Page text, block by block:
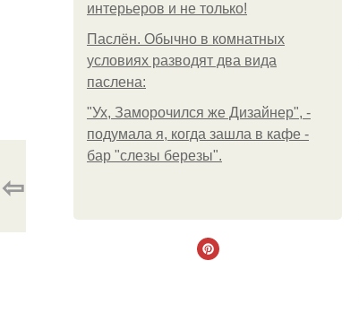
интерьеров и не только!
Паслён. Обычно в комнатных
условиях разводят два вида
паслена:
"Ух, Заморочился же Дизайнер", -
подумала я, когда зашла в кафе -
бар "слезы березы".
⇦